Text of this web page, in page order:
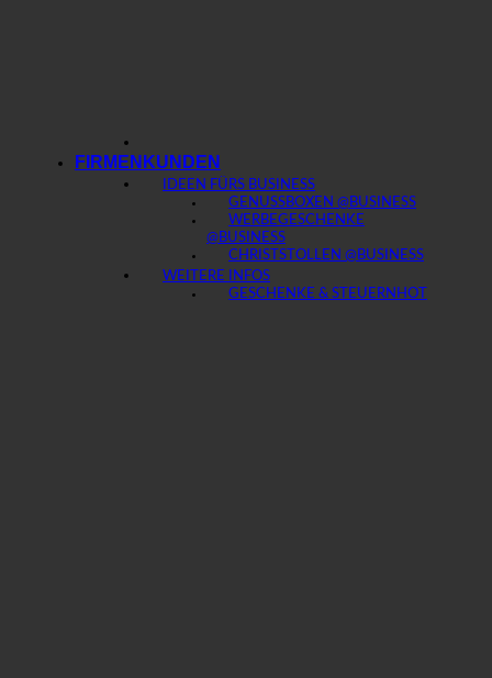
FIRMENKUNDEN
IDEEN FÜRS BUSINESS
GENUSSBOXEN @BUSINESS
WERBEGESCHENKE
@BUSINESS
CHRISTSTOLLEN @BUSINESS
WEITERE INFOS
GESCHENKE & STEUERN